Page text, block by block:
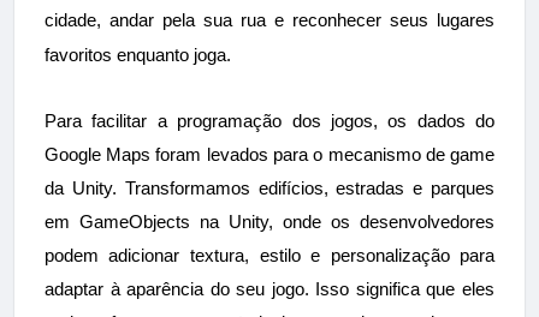
cidade, andar pela sua rua e reconhecer seus lugares
favoritos enquanto joga.
Para facilitar a programação dos jogos, os dados do
Google Maps foram levados para o mecanismo de game
daUnity. Transformamos edifícios, estradas e parques
em GameObjects na Unity, onde os desenvolvedores
podem adicionar textura, estilo e personalização para
adaptar à aparência do seu jogo. Isso significa que eles